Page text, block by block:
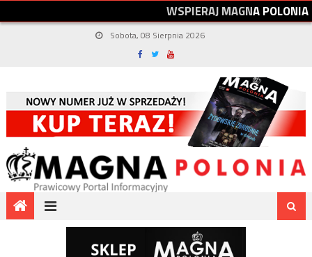
WSPIERAJMAGNAPOLONIA
Sobota, 08 Sierpnia 2026